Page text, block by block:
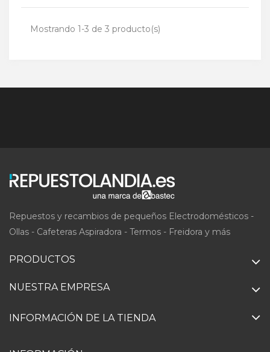
Mostrando 1-3 de 3 producto(s)
Repuestos y recambios de pequeños Electrodomésticos -
Ollas - Cafeteras Aspiradora - Termos - Freidora y más
PRODUCTOS
NUESTRA EMPRESA
INFORMACIÓN DE LA TIENDA